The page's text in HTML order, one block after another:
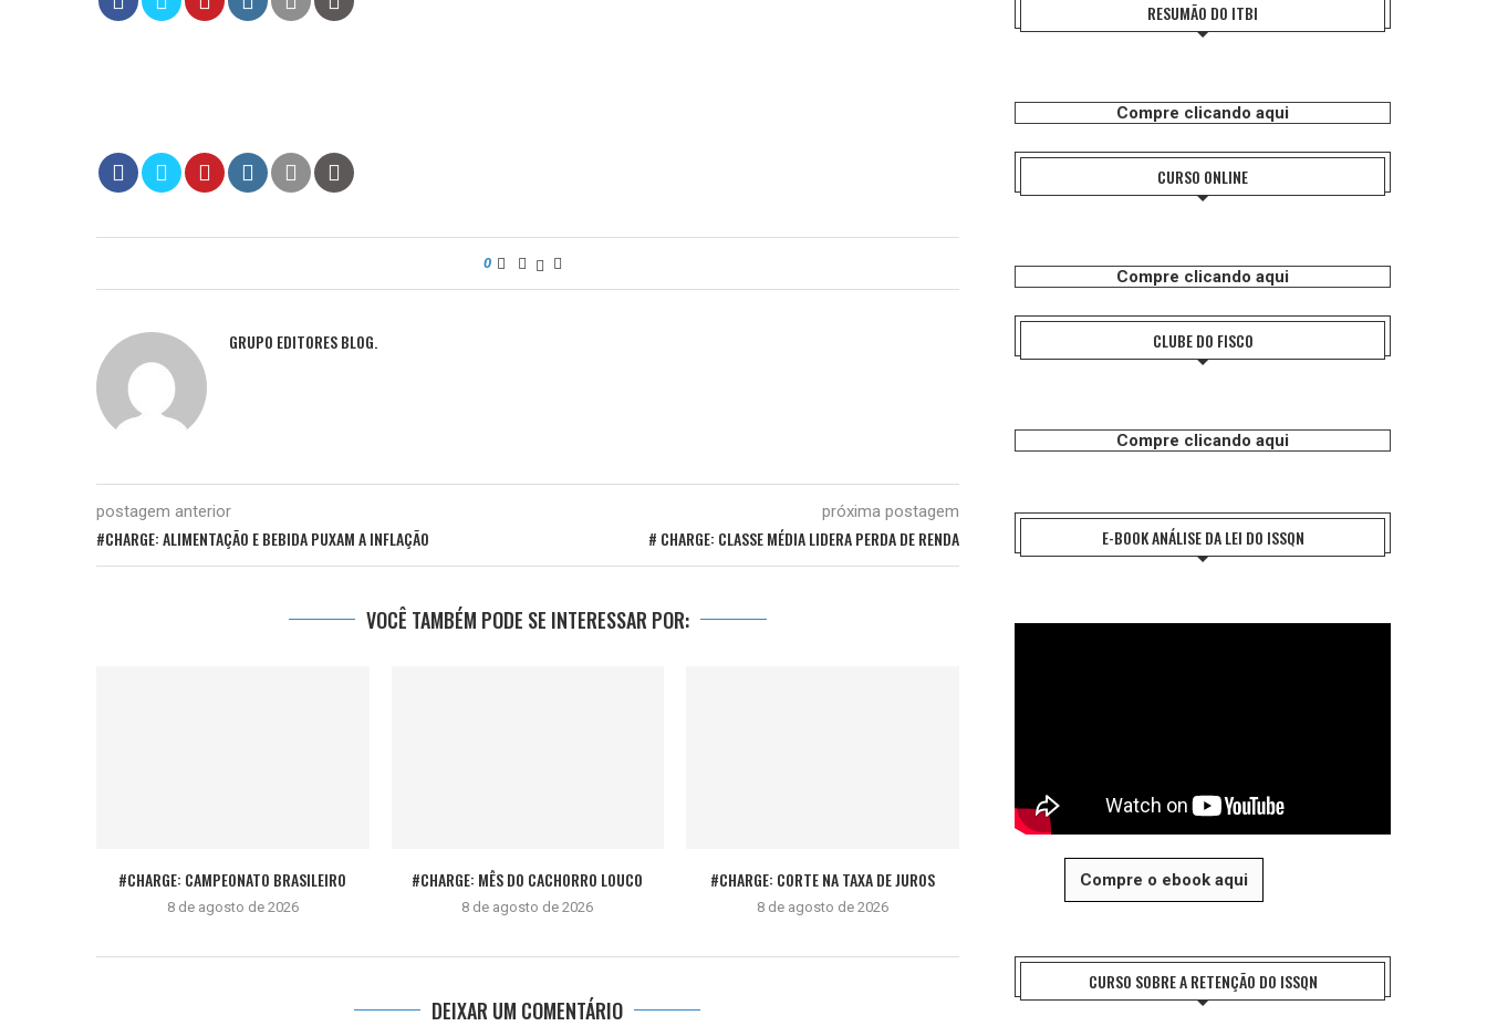
0
GRUPO EDITORES BLOG.
postagem anterior
#CHARGE: ALIMENTAÇÃO E BEBIDA PUXAM A INFLAÇÃO
próxima postagem
# CHARGE: CLASSE MÉDIA LIDERA PERDA DE RENDA
VOCÊ TAMBÉM PODE SE INTERESSAR POR:
#CHARGE: CAMPEONATO BRASILEIRO
8 de agosto de 2026
#CHARGE: MÊS DO CACHORRO LOUCO
8 de agosto de 2026
#CHARGE: CORTE NA TAXA DE JUROS
8 de agosto de 2026
DEIXAR UM COMENTÁRIO
RESUMÃO DO ITBI
Compre clicando aqui
CURSO ONLINE
Compre clicando aqui
CLUBE DO FISCO
Compre clicando aqui
E-BOOK ANÁLISE DA LEI DO ISSQN
Compre o ebook aqui
CURSO SOBRE A RETENÇÃO DO ISSQN